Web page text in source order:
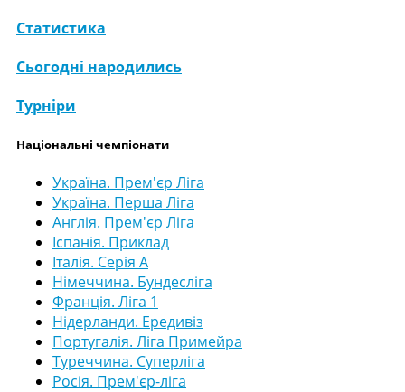
Статистика
Сьогодні народились
Турніри
Національні чемпіонати
Україна. Прем'єр Ліга
Україна. Перша Ліга
Англія. Прем'єр Ліга
Іспанія. Приклад
Італія. Серія А
Німеччина. Бундесліга
Франція. Ліга 1
Нідерланди. Ередивіз
Португалія. Ліга Примейра
Туреччина. Суперліга
Росія. Прем'єр-ліга